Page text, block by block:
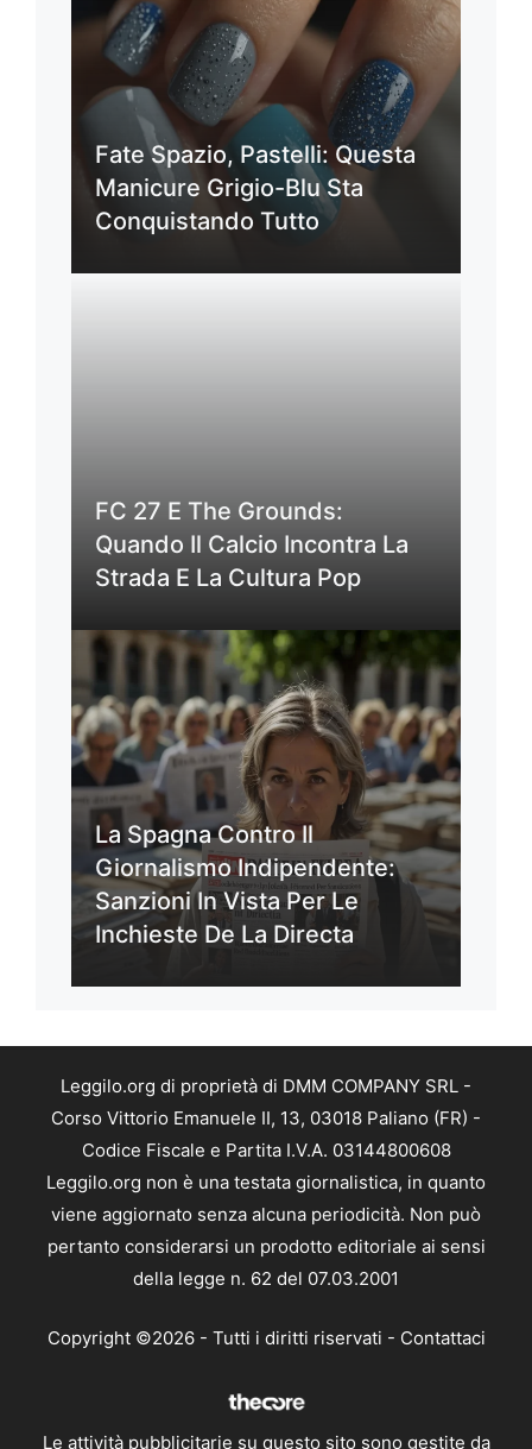
Fate Spazio, Pastelli: Questa
Manicure Grigio-Blu Sta
Conquistando Tutto
FC 27 E The Grounds:
Quando Il Calcio Incontra La
Strada E La Cultura Pop
La Spagna Contro Il
Giornalismo Indipendente:
Sanzioni In Vista Per Le
Inchieste De La Directa
Leggilo.org di proprietà di DMM COMPANY SRL -
Corso Vittorio Emanuele II, 13, 03018 Paliano (FR) -
Codice Fiscale e Partita I.V.A. 03144800608
Leggilo.org non è una testata giornalistica, in quanto
viene aggiornato senza alcuna periodicità. Non può
pertanto considerarsi un prodotto editoriale ai sensi
della legge n. 62 del 07.03.2001
Copyright ©2026 - Tutti i diritti riservati - Contattaci
Le attività pubblicitarie su questo sito sono gestite da